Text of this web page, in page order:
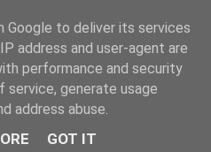
откъси, нови книги
· пон–пет 10:00–19:00 ·
Google to deliver its services
address and user-agent are
performance and security
generate usage
address abuse.
GOT IT